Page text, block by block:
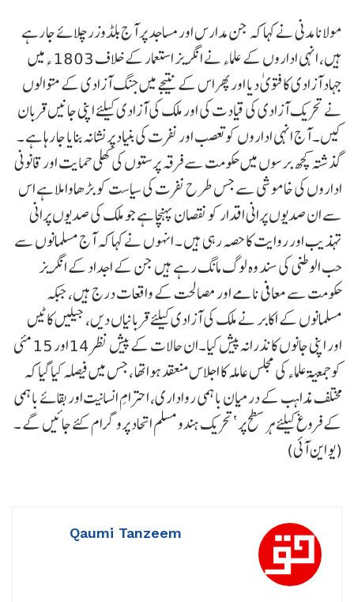
مولانا مدنی نے کہا کہ جن مدارس اور مساجد پر آج بلڈوزر چلائے جا رہے
ہیں، انہی اداروں کے علماء نے انگریز استعمار کے خلاف 1803 ء میں
جہاد آزادی کا فتویٰ دیا اور پھراس کے نتیجے میں جنگ آزادی کے متوالوں
نے تحریک آزادی کی قیادت کی اور ملک کی آزادی کیلئے اپنی جانیں قربان
کیں۔ آج انہی اداروں کو تعصب اور نفرت کی بنیاد پر نشانہ بنایا جا رہا ہے ۔
گذشتہ کچھ برسوں میں حکومت سے فرقہ پرستوں کی کھلی حمایت اور قانونی
اداروں کی خاموشی سے جس طرح نفرت کی سیاست کو بڑھاوا ملا ہے اس
سے ان صدیوں پرانی اقدار کو نقصان پہنچا ہے جو ملک کی صدیوں پرانی
تہذیب اور روایت کا حصہ رہی ہیں ۔ انہوں نے کہا کہ آج مسلمانوں سے
حب الوطنی کی سند وہ لوگ مانگ رہے ہیں جن کے اجداد کے انگریز
حکومت سے معافی نامے اور مصالحت کے واقعات درج ہیں، جبکہ
مسلمانوں کے اکابر نے ملک کی آزادی کیلئے قربانیاں دیں، جیلیں کاٹیں
اور اپنی جانوں کا نذرانہ پیش کیا۔ان حالات کے پیش نظر 14اور 15مئی
کو جمعیۃعلماء کی مجلس عاملہ کا اجلاس منعقد ہواتھا ، جس میں فیصلہ کیا گیا کہ
مختلف مذاہب کے درمیان باہمی رواداری، احترامِ انسانیت اور بقائے باہمی
کے فروغ کیلئے ہر سطح پر ‘تحریک ہندو مسلم اتحاد پروگرام کئے جائیں گے ۔
(یو این آئی)
Qaumi Tanzeem